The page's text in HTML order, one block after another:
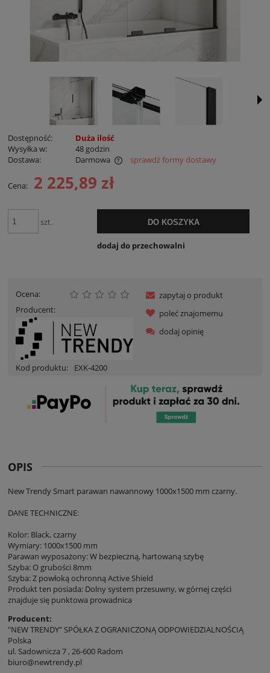
Dostępność:
Duża ilość
Wysyłka w:
48 godzin
Dostawa:
Darmowa
sprawdź formy dostawy
Cena: 2 225,89 zł
szt. DO KOSZYKA
dodaj do przechowalni
Ocena:
Producent:
Kod produktu: EXK-4200
zapytaj o produkt
poleć znajomemu
dodaj opinię
OPIS
New Trendy Smart parawan nawannowy 1000x1500 mm czarny.
DANE TECHNICZNE:
Kolor: Black, czarny
Wymiary: 1000x1500 mm
Parawan wyposażony: W bezpieczną, hartowaną szybę
Szyba: O grubości 8mm
Szyba: Z powłoką ochronną Active Shield
Produkt ten posiada: Dolny system przesuwny, w górnej części
znajduje się punktowa prowadnica
Producent:
"NEW TRENDY" SPÓŁKA Z OGRANICZONĄ ODPOWIEDZIALNOŚCIĄ
Polska
ul. Sadownicza 7 , 26-600 Radom
biuro@newtrendy.pl